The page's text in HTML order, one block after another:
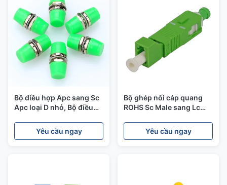
Bộ điều hợp Apc sang Sc
Apc loại D nhỏ, Bộ điều
Yêu cầu ngay
Bộ ghép nối cáp quang
ROHS Sc Male sang Lc
Yêu cầu ngay